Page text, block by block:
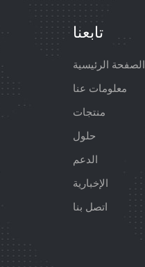
تابعنا
الصفحة الرئيسية
معلومات عنا
منتجات
حلول
الدعم
الإخبارية
اتصل بنا